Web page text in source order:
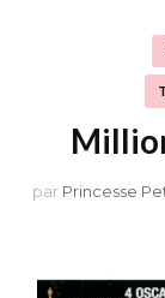
par Princesse